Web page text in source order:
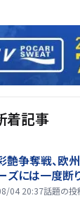
着記事
艶争奪戦、欧
ズには一度断
04 20:37話題の投